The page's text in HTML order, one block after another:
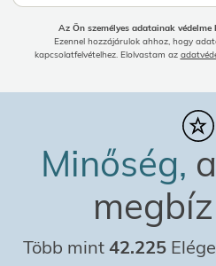
Az Ön személyes adatainak
Ezennel hozzájárulok ahhoz, hogy
kapcsolatfelvételhez. Elolvastam az
Minőség,
Több mint 42.225